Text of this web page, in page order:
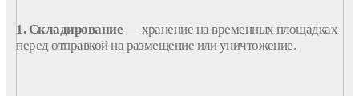
1. Складирование — хранение на временных площадках
перед отправкой на размещение или уничтожение.